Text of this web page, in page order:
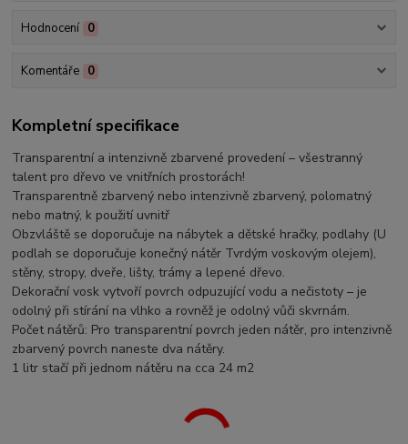
Hodnocení 0
Komentáře 0
Kompletní specifikace
Transparentní a intenzivně zbarvené provedení – všestranný
talent pro dřevo ve vnitřních prostorách!
Transparentně zbarvený nebo intenzivně zbarvený, polomatný
nebo matný, k použití uvnitř
Obzvláště se doporučuje na nábytek a dětské hračky, podlahy (U
podlah se doporučuje konečný nátěr Tvrdým voskovým olejem),
stěny, stropy, dveře, lišty, trámy a lepené dřevo.
Dekorační vosk vytvoří povrch odpuzující vodu a nečistoty – je
odolný při stírání na vlhko a rovněž je odolný vůči skvrnám.
Počet nátěrů: Pro transparentní povrch jeden nátěr, pro intenzivně
zbarvený povrch naneste dva nátěry.
1 litr stačí při jednom nátěru na cca 24 m2